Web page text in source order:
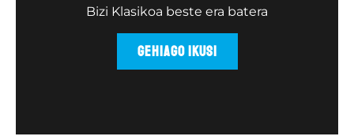
Bizi Klasikoa beste era batera
GEHIAGO IKUSI